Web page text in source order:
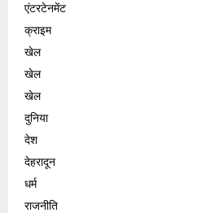
एंटरटेनमेंट
क्राइम
खेल
खेल
खेल
दुनिया
देश
देहरादून
धर्म
राजनीति